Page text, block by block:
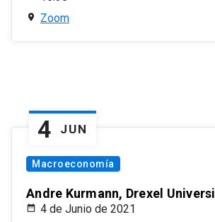
Zoom
4 JUN
Macroeconomía
Andre Kurmann, Drexel
4 de Junio de 2021